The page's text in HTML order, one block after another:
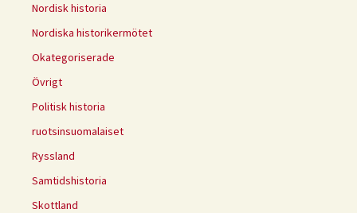
Nordisk historia
Nordiska historikermötet
Okategoriserade
Övrigt
Politisk historia
ruotsinsuomalaiset
Ryssland
Samtidshistoria
Skottland